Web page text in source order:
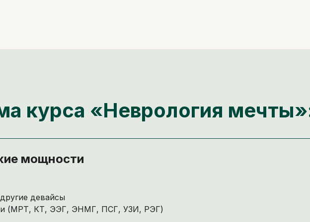
курса «Неврология
мощности
девайсы
(МРТ, КТ, ЭЭГ, ЭНМГ, ПСГ, УЗИ, РЭГ)